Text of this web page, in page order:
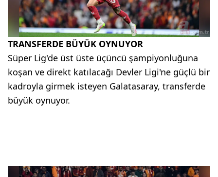
TRANSFERDE BÜYÜK OYNUYOR
Süper Lig'de üst üste üçüncü şampiyonluğuna
koşan ve direkt katılacağı Devler Ligi'ne güçlü bir
kadroyla girmek isteyen Galatasaray, transferde
büyük oynuyor.